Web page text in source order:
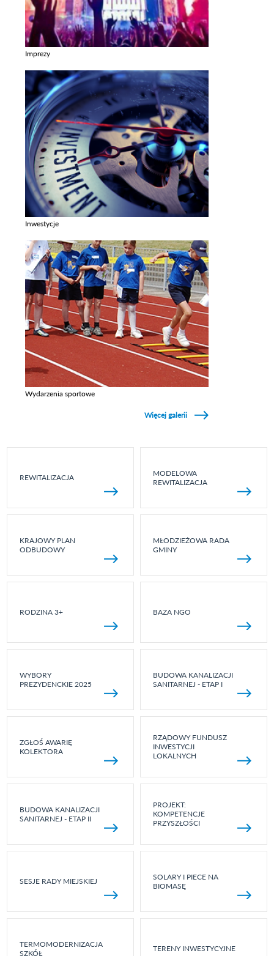
Imprezy
Inwestycje
Wydarzenia sportowe
Więcej galerii
REWITALIZACJA
MODELOWA
REWITALIZACJA
KRAJOWY PLAN
ODBUDOWY
MŁODZIEŻOWA RADA
GMINY
RODZINA 3+ BAZA NGO
WYBORY
PREZYDENCKIE 2025
BUDOWA KANALIZACJI
SANITARNEJ - ETAP I
ZGŁOŚ AWARIĘ
KOLEKTORA
RZĄDOWY FUNDUSZ
INWESTYCJI
LOKALNYCH
BUDOWA KANALIZACJI
SANITARNEJ - ETAP II
PROJEKT:
KOMPETENCJE
PRZYSZŁOŚCI
SESJE RADY MIEJSKIEJ
SOLARY I PIECE NA
BIOMASĘ
TERMOMODERNIZACJA
SZKÓŁ
TERENY INWESTYCYJNE